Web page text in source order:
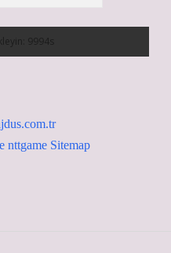
nttgame Sitemap